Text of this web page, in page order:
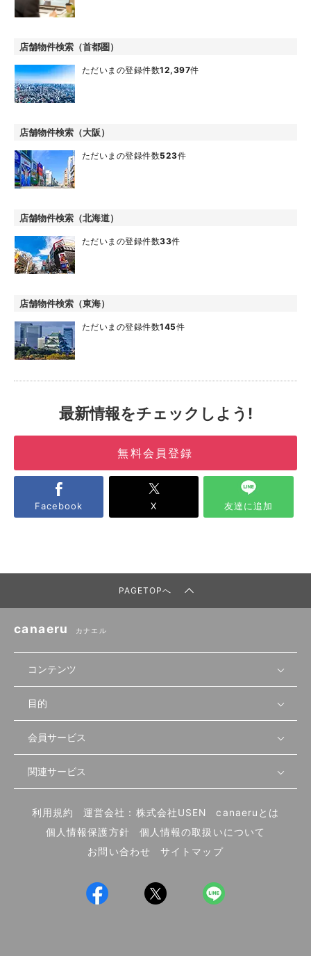
店舗物件検索（首都圏）
ただいまの登録件数12,397件
店舗物件検索（大阪）
ただいまの登録件数523件
店舗物件検索（北海道）
ただいまの登録件数33件
店舗物件検索（東海）
ただいまの登録件数145件
最新情報をチェックしよう!
無料会員登録
Facebook X 友達に追加
PAGETOPへ
canaeru カナエル
コンテンツ
無料開業相談
セミナー情報
セミナー動画
物件を探す
首都圏
北海道
先輩開業者の声
開業・経営に関する記事
編集ポリシー
業態別の開業方法
UIターン開業特集
目的
店舗運営
物件
内装・設備
食材・仕入れ
会員サービス
会員登録
ログイン
関連サービス
飲食店サクセスガイド（外部サイト）
利用規約 運営会社：株式会社USEN
canaeruとは
個人情報保護方針
個人情報の取扱いについて
お問い合わせ
サイトマップ